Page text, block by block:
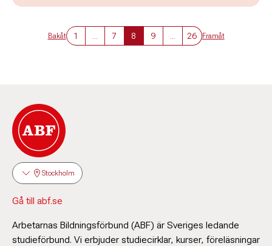
Bakåt 1 7 8 9 26 Framåt
Stockholm
Gå till abf.se
Arbetarnas Bildningsförbund (ABF) är Sveriges ledande
studieförbund. Vi erbjuder studiecirklar, kurser, föreläsningar